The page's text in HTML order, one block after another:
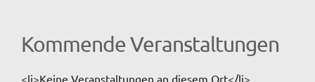
Kommende Veranstaltungen
<li>Keine Veranstaltungen an diesem Ort</li>